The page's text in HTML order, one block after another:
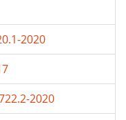
2020
2020